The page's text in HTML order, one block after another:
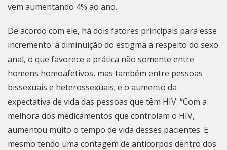
vem aumentando 4% ao ano.
De acordo com ele, há dois fatores principais para esse
incremento: a diminuição do estigma a respeito do sexo
anal, o que favorece a prática não somente entre
homens homoafetivos, mas também entre pessoas
bissexuais e heterossexuais; e o aumento da
expectativa de vida das pessoas que têm HIV: “Com a
melhora dos medicamentos que controlam o HIV,
aumentou muito o tempo de vida desses pacientes. E
mesmo tendo uma contagem de anticorpos dentro dos